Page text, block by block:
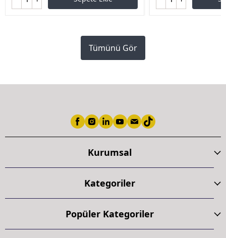
Tümünü Gör
Kurumsal
Kategoriler
Popüler Kategoriler